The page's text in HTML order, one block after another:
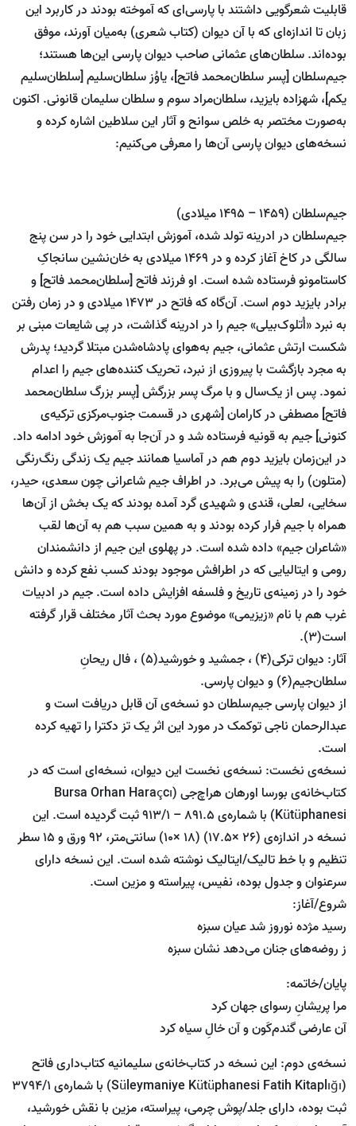
قابلیت شعرگویی داشتند با پارسی‌ای که آموخته بودند در کاربرد این
زبان تا اندازه‌ا‌ی که با آن دیوان (کتاب شعری) به‌میان آورند، موفق
بوده‌اند. سلطان‌های عثمانی صاحب دیوان پارسی این‌ها هستند؛
جیم‌سلطان [پسر سلطان‌محمد فاتح]، یاوُز‌ سلطان‌سلیم [سلطان‌سلیم
یکم]، شهزاده بایزید، سلطان‌مراد سوم و سلطان سلیمان قانونی. اکنون
به‌صورت مختصر به خلص سوانح و آثار این سلاطین اشاره کرده و
نسخه‌های دیوان پارسی آن‌ها را معرفی می‌کنیم:
جیم‌سلطان (1459 – 1495 میلادی)
جیم‌سلطان در ادرینه تولد شده، آموزش ابتدایی خود را در سن پنج
سالگی در کاخ آغاز کرده و در 1469 میلادی به خان‌نشین سانجاکِ
کاستامونو فرستاده شده است. او فرزند فاتح [سلطان‌محمد فاتح] و
برادر بایزید دوم است. آن‌گاه که فاتح در 1473 میلادی و در زمان رفتن
به نبرد «اُتلوک‌بیلی» جیم را در ادرینه گذاشت، در پی شایعات مبنی بر
شکست ارتش عثمانی، جیم به‌هوای پادشاه‌شدن مبتلا گردید؛ پدرش
به مجرد بازگشت با پیروزی از نبرد، تحریک کننده‌های جیم را اعدام
نمود. پس از یک‌سال و با مرگ پسر بزرگش [پسر بزرگ سلطان‌محمد
فاتح] مصطفی در کارامان [شهری در قسمت جنوب‌مرکزی ترکیه‌ی
کنونی] جیم به قونیه فرستاده شد و در آن‌جا به آموزش خود ادامه داد.
در این‌زمان بایزید دوم هم در آماسیا همانند جیم یک زند‌گی رنگ‌رنگی
(متلون) را به پیش می‌برد. در اطراف جیم شاعرانی چون سعدی، حیدر،
سخایی، لعلی، قندی و شهیدی گرد آمده بودند که یک بخش از آن‌ها
همراه با جیم فرار کرده بودند و به همین سبب هم به آن‌ها لقب
«شاعران جیم» داده شده است. در پهلوی این جیم از دانشمندان
رومی و ایتالیایی که در اطرافش موجود بودند کسب نفع کرده و دانش
خود را در زمینه‌ی تاریخ و فلسفه افزایش داده است. جیم در ادبیات
غرب هم با نام «زیزیمی» موضوع مورد بحث آثار مختلف قرار گرفته
است(3).
آثار: دیوان ترکی(4) ، جمشید و خورشید(5) ، فال ریحانِ
سلطان‌جیم(6) و دیوان پارسی.
از دیوان پارسی جیم‌سلطان دو نسخه‌ی آن قابل دریافت است و
عبدالرحمان ناجی توکمک در مورد این اثر یک تز دکترا را تهیه کرده
است.
نسخه‌ی نخست: نسخه‌ی نخست این دیوان، نسخه‌ای است که در
کتاب‌خانه‌ی بورسا اورهان هراچ‌جی (Bursa Orhan Haraçcı
Kütüphanesi) با شماره‌ی 891.5 – 913/1 ثبت گردیده است. این
نسخه در اندازه‌ی (26 ×17.5) (18 ×10) سانتی‌متر، 92 ورق و 15 سطر
تنظیم و با خط تالیک/ایتالیک نوشته شده است. این نسخه دارای
سرعنوان و جدول بوده، نفیس، پیراسته و مزین است.
شروع/آغاز:
رسید مژده نوروز شد عیان سبزه
ز روضه‌های جنان می‌دهد نشان سبزه
پایان/خاتمه:
مرا پریشانِ رسوای جهان کرد
آن عارضی گندم‌کَون و آن خالِ سیاه کرد
نسخه‌ی دوم: این نسخه در کتاب‌خانه‌ی سلیمانیه‌ کتاب‌داری فاتح
(Süleymaniye Kütüphanesi Fatih Kitaplığı) با شماره‌ی 3794/1
ثبت بوده، دارای جلد/پوش چرمی، پیراسته، مزین با نقش خورشید،